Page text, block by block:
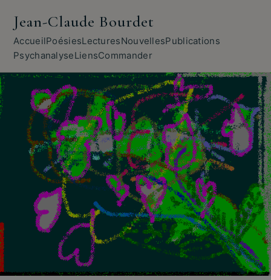
Jean-Claude Bourdet
AccueilPoésiesLecturesNouvellesPublications
PsychanalyseLiensCommander